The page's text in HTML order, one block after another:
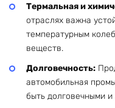
Термальная и
отраслях важна
температурным
веществ.
Долговечность:
автомобильная
быть долговечными